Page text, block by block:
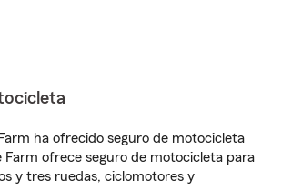
ha ofrecido seguro de motocicleta
Farm ofrece seguro de motocicleta para
y tres ruedas, ciclomotores y